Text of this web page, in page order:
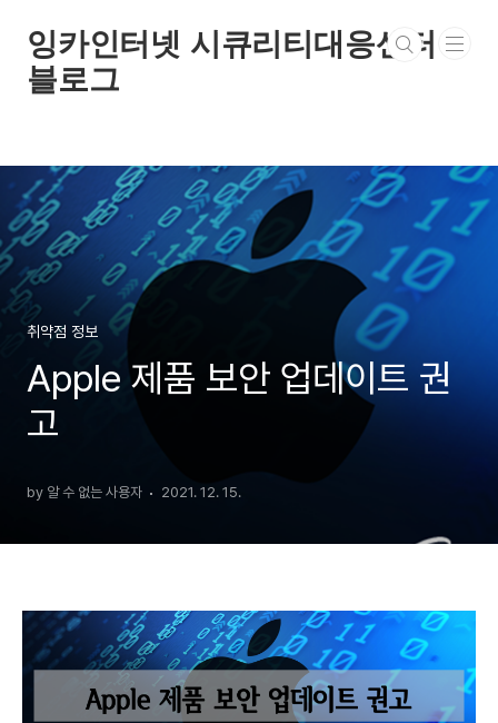
잉카인터넷 시큐리티대응센터
블로그
취약점 정보
Apple 제품 보안 업데이트 권
고
by 알 수 없는 사용자 2021. 12. 15.